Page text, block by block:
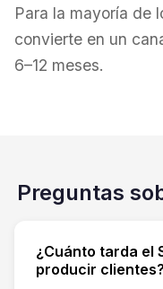
Para la mayoría de
convierte en un
6–12 meses.
Preguntas
¿Cuánto tarda el
producir clientes?